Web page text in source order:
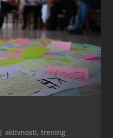
|aktivnosti,trening